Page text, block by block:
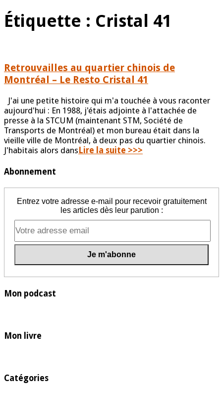
Étiquette : Cristal 41
Retrouvailles au quartier chinois de
Montréal – Le Resto Cristal 41
J'ai une petite histoire qui m'a touchée à vous raconter
aujourd'hui : En 1988, j'étais adjointe à l'attachée de
presse à la STCUM (maintenant STM, Société de
Transports de Montréal) et mon bureau était dans la
vieille ville de Montréal, à deux pas du quartier chinois.
J'habitais alors dans Lire la suite >>>
Abonnement
Entrez votre adresse e-mail pour recevoir gratuitement
les articles dès leur parution :
Mon podcast
Mon livre
Catégories